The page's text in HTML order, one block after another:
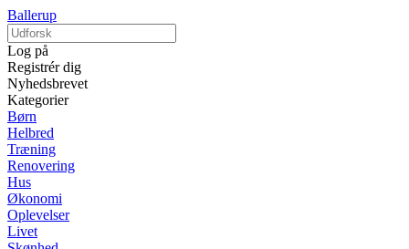
Ballerup
Log på
Registrér dig
Nyhedsbrevet
Kategorier
Børn
Helbred
Træning
Renovering
Hus
Økonomi
Oplevelser
Livet